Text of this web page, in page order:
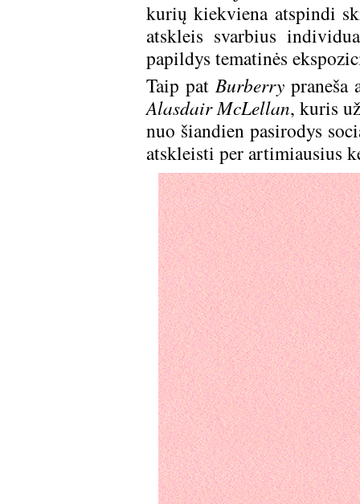
kurių kiekviena atspindi
atskleis svarbius
papildys tematinės
Taip pat Burberrypraneša
Alasdair McLellan, kuris
nuo šiandien pasirodys
atskleisti per artimiausius